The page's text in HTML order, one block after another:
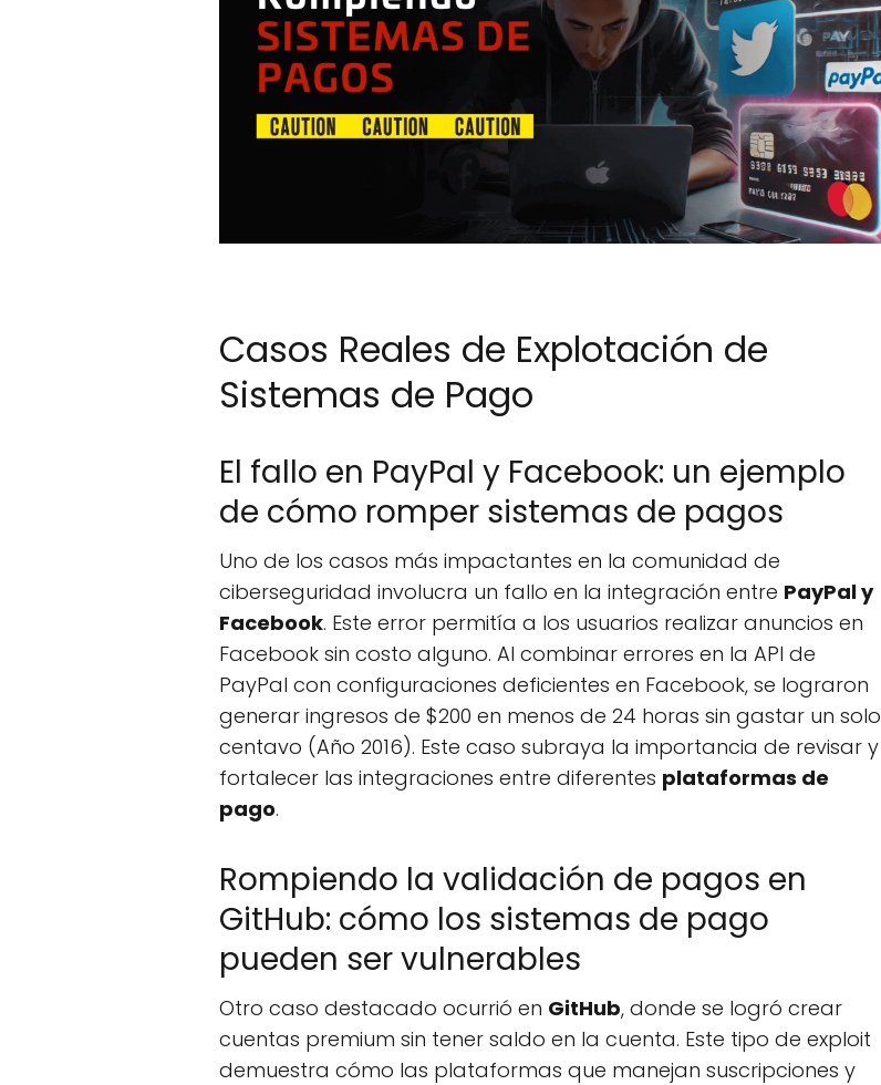
Casos Reales de Explotación de
Sistemas de Pago
El fallo en PayPal y Facebook: un ejemplo
de cómo romper sistemas de pagos
Uno de los casos más impactantes en la comunidad de
ciberseguridad involucra un fallo en la integración entre PayPal y
Facebook. Este error permitía a los usuarios realizar anuncios en
Facebook sin costo alguno. Al combinar errores en la API de
PayPal con configuraciones deficientes en Facebook, se lograron
generar ingresos de $200 en menos de 24 horas sin gastar un solo
centavo (Año 2016). Este caso subraya la importancia de revisar y
fortalecer las integraciones entre diferentes plataformas de
pago.
Rompiendo la validación de pagos en
GitHub: cómo los sistemas de pago
pueden ser vulnerables
Otro caso destacado ocurrió en GitHub, donde se logró crear
cuentas premium sin tener saldo en la cuenta. Este tipo de exploit
demuestra cómo las plataformas que manejan suscripciones y